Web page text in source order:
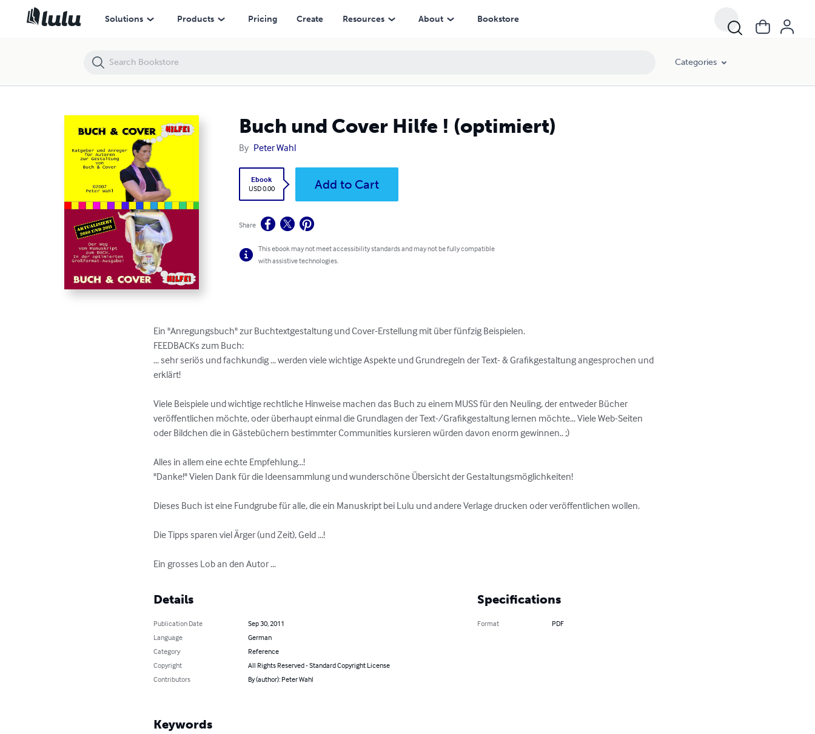
Solutions Products Pricing Create Resources About Bookstore
Categories
Buch und Cover Hilfe ! (optimiert)
By Peter Wahl
Ebook
USD 0.00
Add to Cart
Share
This ebook may not meet accessibility standards and may not be fully compatible
with assistive technologies.
Ein "Anregungsbuch" zur Buchtextgestaltung und Cover-Erstellung mit über fünfzig Beispielen.
FEEDBACKs zum Buch:
... sehr seriös und fachkundig ... werden viele wichtige Aspekte und Grundregeln der Text- & Grafikgestaltung angesprochen und
erklärt!
Viele Beispiele und wichtige rechtliche Hinweise machen das Buch zu einem MUSS für den Neuling, der entweder Bücher
veröffentlichen möchte, oder überhaupt einmal die Grundlagen der Text-/Grafikgestaltung lernen möchte... Viele Web-Seiten
oder Bildchen die in Gästebüchern bestimmter Communities kursieren würden davon enorm gewinnen.. ;)
Alles in allem eine echte Empfehlung...!
"Danke!" Vielen Dank für die Ideensammlung und wunderschöne Übersicht der Gestaltungsmöglichkeiten!
Dieses Buch ist eine Fundgrube für alle, die ein Manuskript bei Lulu und andere Verlage drucken oder veröffentlichen wollen.
Die Tipps sparen viel Ärger (und Zeit), Geld ...!
Ein grosses Lob an den Autor ...
Details
Publication Date
Sep 30, 2011
Language
German
Category
Reference
Copyright
All Rights Reserved - Standard Copyright License
Contributors
By (author): Peter Wahl
Specifications
Format PDF
Keywords
Buch und Cover Hilfe ! (optimiert)